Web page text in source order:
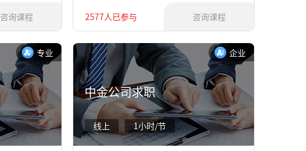
咨询课程
2577人已参与
咨询课程
专业 企业
中金公司求职
线上 1小时/节